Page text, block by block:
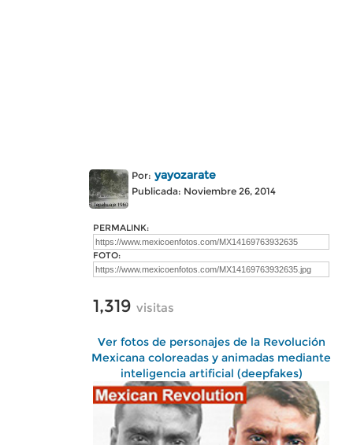
Por: yayozarate
Publicada: Noviembre 26, 2014
PERMALINK:
FOTO:
1,319 visitas
Ver fotos de personajes de la Revolución
Mexicana coloreadas y animadas mediante
inteligencia artificial (deepfakes)